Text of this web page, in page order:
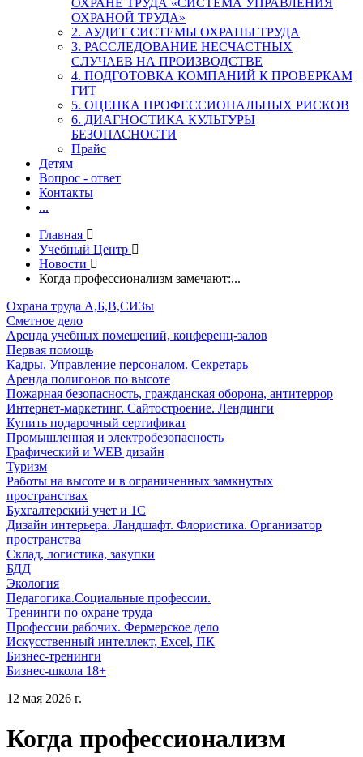
ОХРАНЕ ТРУДА «СИСТЕМА УПРАВЛЕНИЯ
ОХРАНОЙ ТРУДА»
2. АУДИТ СИСТЕМЫ ОХРАНЫ ТРУДА
3. РАССЛЕДОВАНИЕ НЕСЧАСТНЫХ
СЛУЧАЕВ НА ПРОИЗВОДСТВЕ
4. ПОДГОТОВКА КОМПАНИЙ К ПРОВЕРКАМ
ГИТ
5. ОЦЕНКА ПРОФЕССИОНАЛЬНЫХ РИСКОВ
6. ДИАГНОСТИКА КУЛЬТУРЫ
БЕЗОПАСНОСТИ
Прайс
Детям
Вопрос - ответ
Контакты
...
Главная
Учебный Центр
Новости
Когда профессионализм замечают:...
Охрана труда А,Б,В,СИЗы
Сметное дело
Аренда учебных помещений, конференц-залов
Первая помощь
Кадры. Управление персоналом. Секретарь
Аренда полигонов по высоте
Пожарная безопасность, гражданская оборона, антитеррор
Интернет-маркетинг. Сайтостроение. Лендинги
Купить подарочный сертификат
Промышленная и электробезопасность
Графический и WEB дизайн
Туризм
Работы на высоте и в ограниченных замкнутых
пространствах
Бухгалтерский учет и 1С
Дизайн интерьера. Ландшафт. Флористика. Организатор
пространства
Склад, логистика, закупки
БДД
Экология
Педагогика.Социальные профессии.
Тренинги по охране труда
Профессии рабочих. Фермерское дело
Искусственный интеллект, Excel, ПК
Бизнес-тренинги
Бизнес-школа 18+
12 мая 2026 г.
Когда профессионализм